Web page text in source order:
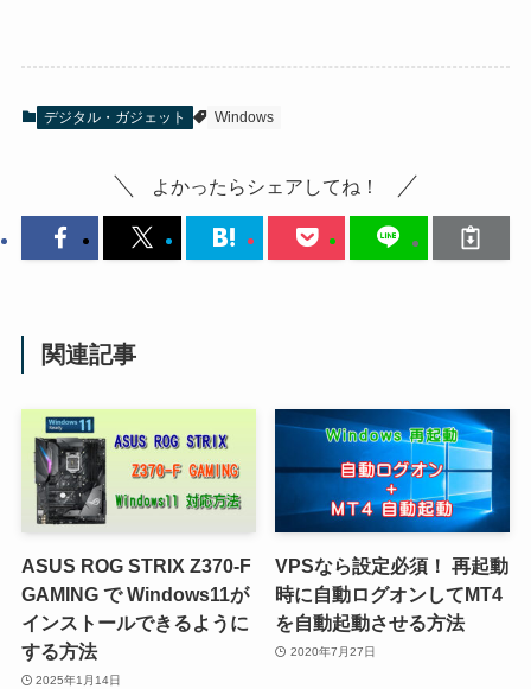
デジタル・ガジェット Windows
よかったらシェアしてね！
関連記事
ASUS ROG STRIX Z370-F
GAMING で Windows11が
インストールできるように
する方法
2025年1月14日
VPSなら設定必須！ 再起動
時に自動ログオンしてMT4
を自動起動させる方法
2020年7月27日